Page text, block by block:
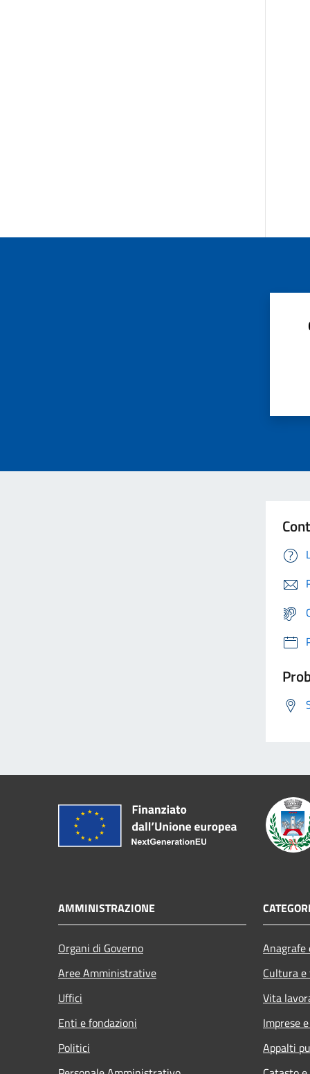
AMMINISTRAZIONE
Organi di Governo
Aree Amministrative
Uffici
Enti e fondazioni
Politici
Cultura
Vita
Imprese
Appalti